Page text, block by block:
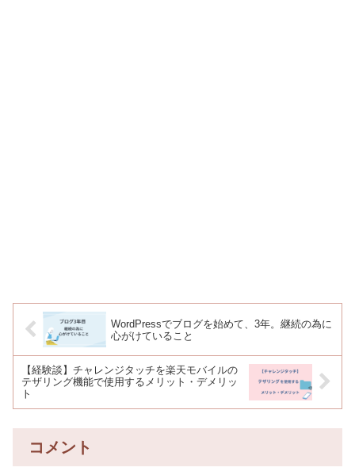
WordPressでブログを始めて、3年。継続の為に
心がけていること
【経験談】チャレンジタッチを楽天モバイルの
テザリング機能で使用するメリット・デメリッ
ト
コメント